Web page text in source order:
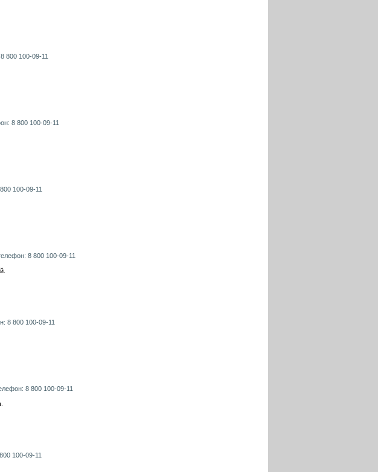
800 100-09-11
8 800 100-09-11
100-09-11
8 800 100-09-11
8 800 100-09-11
8 800 100-09-11
100-09-11